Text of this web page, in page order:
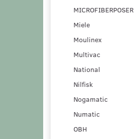
MICROFIBERPOSER
Miele
Moulinex
Multivac
National
Nilfisk
Nogamatic
Numatic
OBH